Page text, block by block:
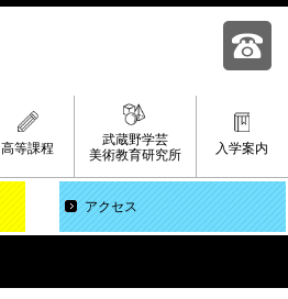
高等課程
武蔵野学芸
美術教育研究所
入学案内
アクセス